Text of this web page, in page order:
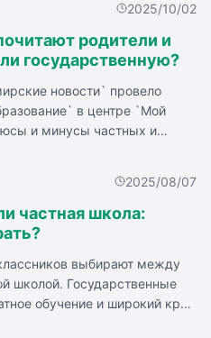
2025/10/02
родители и
государственную?
новости` провело
в центре `Мой
и минусы частных и
часто спорят о том,
В частных школах больше
ученикам
больше детей, что
может быть хуже из-за
младших и старших
может создавать семейную
2025/08/07
частная школа:
выбирают между
школой. Государственные
обучение и широкий круг